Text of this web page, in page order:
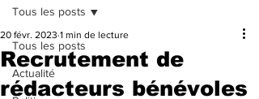
Actualité
Société
Culture
Tous les posts
Actualité
Tous les posts
Recrutement de
rédacteurs bénévoles
20 févr. 2023 1 min de lecture